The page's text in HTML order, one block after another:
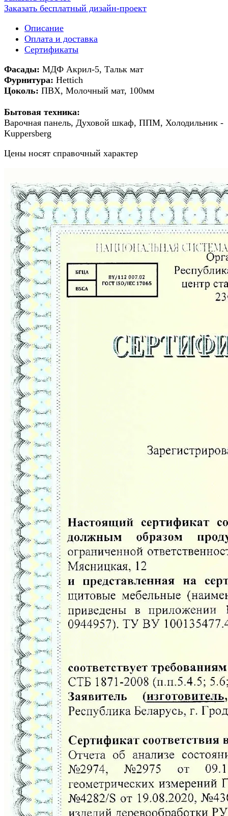
Заказать бесплатный дизайн-проект
Описание
Оплата и доставка
Сертификаты
Фасады: МДФ Акрил-5, Тальк мат
Фурнитура: Hettich
Цоколь: ПВХ, Молочный мат, 100мм
Бытовая техника:
Варочная панель, Духовой шкаф, ППМ, Холодильник -
Kuppersberg
Цены носят справочный характер